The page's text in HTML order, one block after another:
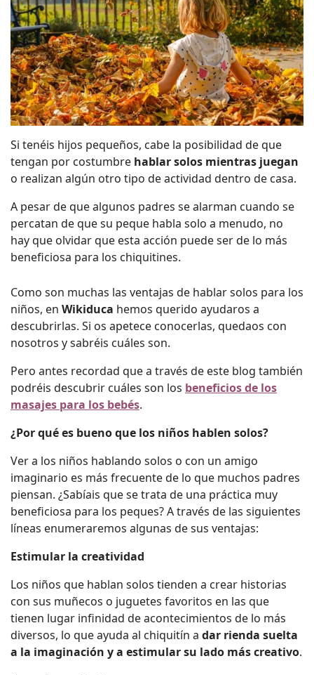
Si tenéis hijos pequeños, cabe la posibilidad de que
tengan por costumbre hablar solos mientras juegan
o realizan algún otro tipo de actividad dentro de casa.
A pesar de que algunos padres se alarman cuando se
percatan de que su peque habla solo a menudo, no
hay que olvidar que esta acción puede ser de lo más
beneficiosa para los chiquitines.
Como son muchas las ventajas de hablar solos para los
niños, en Wikiduca hemos querido ayudaros a
descubrirlas. Si os apetece conocerlas, quedaos con
nosotros y sabréis cuáles son.
Pero antes recordad que a través de este blog también
podréis descubrir cuáles son los beneficios de los
masajes para los bebés.
¿Por qué es bueno que los niños hablen solos?
Ver a los niños hablando solos o con un amigo
imaginario es más frecuente de lo que muchos padres
piensan. ¿Sabíais que se trata de una práctica muy
beneficiosa para los peques? A través de las siguientes
líneas enumeraremos algunas de sus ventajas:
Estimular la creatividad
Los niños que hablan solos tienden a crear historias
con sus muñecos o juguetes favoritos en las que
tienen lugar infinidad de acontecimientos de lo más
diversos, lo que ayuda al chiquitín a dar rienda suelta
a la imaginación y a estimular su lado más creativo.